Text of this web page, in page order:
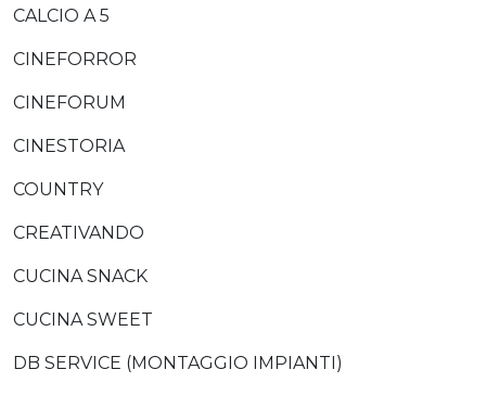
CALCIO A 5
CINEFORROR
CINEFORUM
CINESTORIA
COUNTRY
CREATIVANDO
CUCINA SNACK
CUCINA SWEET
DB SERVICE (MONTAGGIO IMPIANTI)